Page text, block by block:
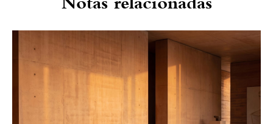
Notas relacionadas